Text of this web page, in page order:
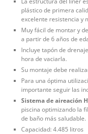
plástico de primera
excelente resistencia y
Muy fácil de montar y
a partir de 6 años de
Incluye tapón de
hora de vaciarla.
Su montaje debe
Para una óptima
importante seguir las
Sistema de aireación
piscina optimizando la
de baño más saludable.
Capacidad: 4.485 litros